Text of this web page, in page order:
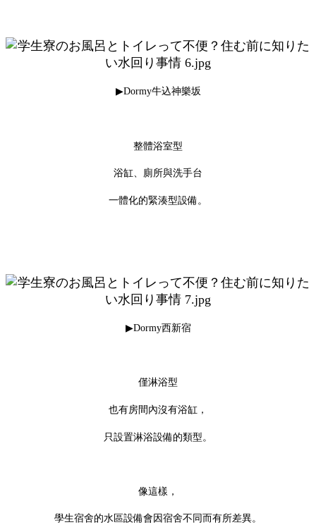
▶Dormy牛込神樂坂
整體浴室型
浴缸、廁所與洗手台
一體化的緊湊型設備。
▶Dormy西新宿
僅淋浴型
也有房間內沒有浴缸，
只設置淋浴設備的類型。
像這樣，
學生宿舍的水區設備會因宿舍不同而有所差異。